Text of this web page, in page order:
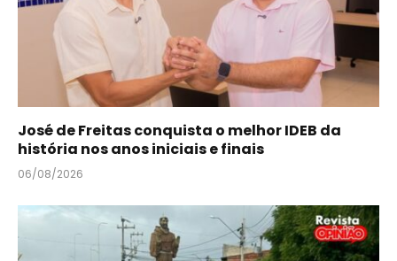
José de Freitas conquista o melhor IDEB da
história nos anos iniciais e finais
06/08/2026